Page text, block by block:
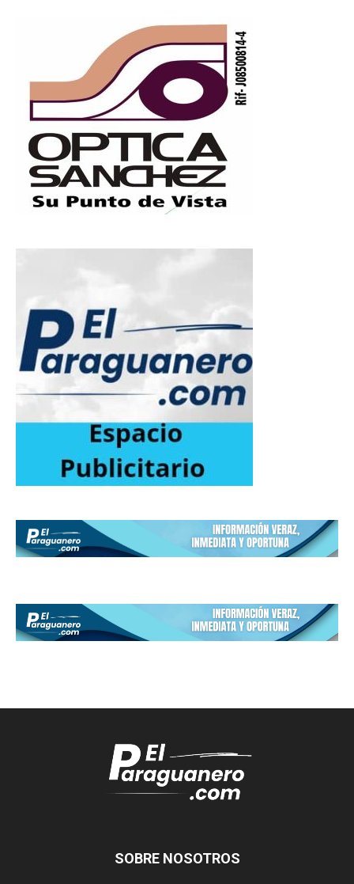
SOBRE NOSOTROS